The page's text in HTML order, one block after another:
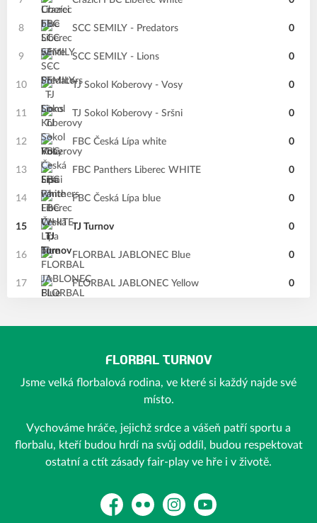
8 SCC SEMILY - Predators 0
9 SCC SEMILY - Lions 0
10 TJ Sokol Koberovy - Vosy 0
11 TJ Sokol Koberovy - Sršni 0
12 FBC Česká Lípa white 0
13 FBC Panthers Liberec WHITE 0
14 FBC Česká Lípa blue 0
15 TJ Turnov 0
16 FLORBAL JABLONEC Blue 0
17 FLORBAL JABLONEC Yellow 0
FLORBAL TURNOV
Jsme velká florbalová rodina, ve které si každý najde své
místo.
Vychováme hráče, jejichž srdce a vášeň patří sportu a
florbalu, kteří budou hrdí na svůj oddíl, budou respektovat
ostatní a ctít zásady fair-play ve hře i v životě.
FacebookFlickr InstagramYouTube